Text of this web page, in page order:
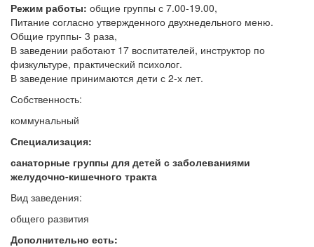
Режим работы: общие группы с 7.00-19.00,
Питание согласно утвержденного двухнедельного меню.
Общие группы- 3 раза,
В заведении работают 17 воспитателей, инструктор по
физкультуре, практический психолог.
В заведение принимаются дети с 2-х лет.
Собственность:
коммунальный
Специализация:
санаторные группы для детей с заболеваниями
желудочно-кишечного тракта
Вид заведения:
общего развития
Дополнительно есть: